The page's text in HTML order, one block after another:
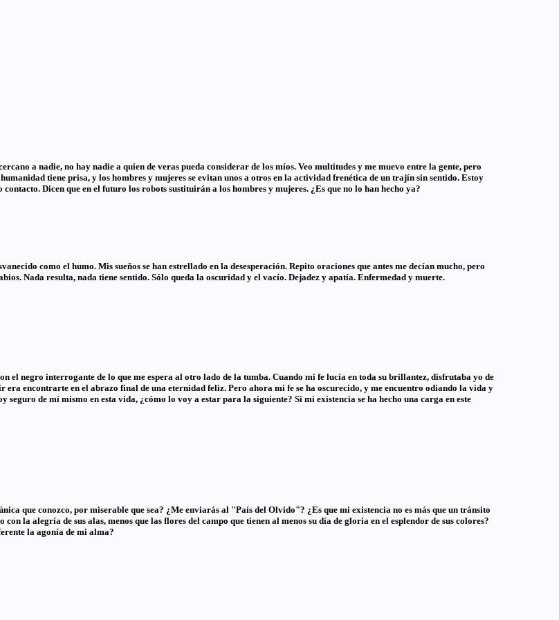
a nadie, no hay nadie a quien de veras pueda considerar de los míos. Veo multitudes y me muevo entre la gente, pero
tiene prisa, y los hombres y mujeres se evitan unos a otros en la actividad frenética de un trajín sin sentido. Estoy
Dicen que en el futuro los robots sustituirán a los hombres y mujeres. ¿Es que no lo han hecho ya?
como el humo. Mis sueños se han estrellado en la desesperación. Repito oraciones que antes me decían mucho, pero
Nada resulta, nada tiene sentido. Sólo queda la oscuridad y el vacío. Dejadez y apatía. Enfermedad y muerte.
negro interrogante de lo que me espera al otro lado de la tumba. Cuando mi fe lucía en toda su brillantez, disfrutaba yo de
encontrarte en el abrazo final de una eternidad feliz. Pero ahora mi fe se ha oscurecido, y me encuentro odiando la vida y
seguro de mí mismo en esta vida, ¿cómo lo voy a estar para la siguiente? Si mi existencia se ha hecho una carga en este
que conozco, por miserable que sea? ¿Me enviarás al "País del Olvido"? ¿Es que mi existencia no es más que un tránsito
la alegría de sus alas, menos que las flores del campo que tienen al menos su día de gloria en el esplendor de sus colores?
la agonía de mi alma?